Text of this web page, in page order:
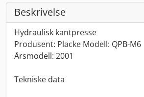
Beskrivelse
Hydraulisk kantpresse
Produsent: Placke Modell: QPB-M6
Årsmodell: 2001
Tekniske data